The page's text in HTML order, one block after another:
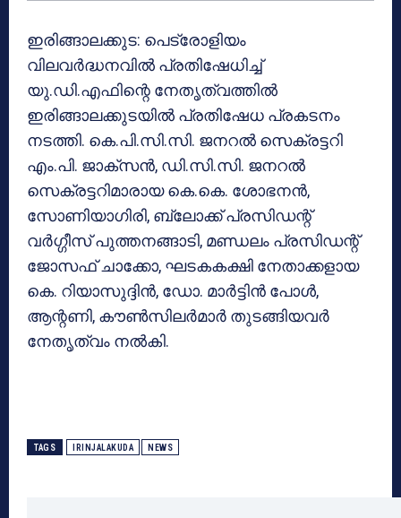
ഇരിങ്ങാലക്കുട: പെട്രോളിയം
വിലവര്‍ദ്ധനവില്‍ പ്രതിഷേധിച്ച്
യു.ഡി.എഫിന്റെ നേതൃത്വത്തില്‍
ഇരിങ്ങാലക്കുടയില്‍ പ്രതിഷേധ പ്രകടനം
നടത്തി. കെ.പി.സി.സി. ജനറല്‍ സെക്രട്ടറി
എം.പി. ജാക്സന്‍, ഡി.സി.സി. ജനറല്‍
സെക്രട്ടറിമാരായ കെ.കെ. ശോഭനന്‍,
സോണിയാഗിരി, ബ്ലോക്ക് പ്രസിഡന്റ്
വര്‍ഗ്ഗീസ് പുത്തനങ്ങാടി, മണ്ഡലം പ്രസിഡന്റ്
ജോസഫ് ചാക്കോ, ഘടകകക്ഷി നേതാക്കളായ
കെ. റിയാസുദ്ദിന്‍, ഡോ. മാര്‍ട്ടിന്‍ പോള്‍,
ആന്റണി, കൗണ്‍സിലര്‍മാര്‍ തുടങ്ങിയവര്‍
നേതൃത്വം നല്‍കി.
TAGS IRINJALAKUDA NEWS